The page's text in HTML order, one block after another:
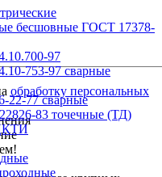
обработку персональных
бесшовные ГОСТ 17378-
97
753-97 сварные
22-77 сварные
83 точечные (ТД)